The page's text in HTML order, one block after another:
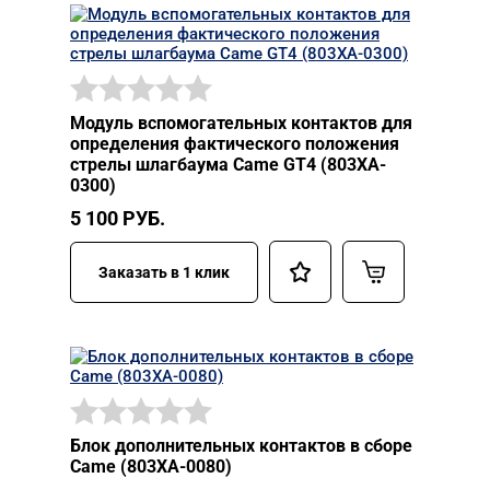
Модуль вспомогательных контактов для
определения фактического положения
стрелы шлагбаума Came GT4 (803XA-
0300)
5 100 РУБ.
Заказать в 1 клик
Блок дополнительных контактов в сборе
Came (803XA-0080)